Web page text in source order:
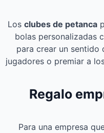
Los clubes de petanca
bolas personalizadas
para crear un sentido
jugadores o premiar a
Regalo
Para una empresa